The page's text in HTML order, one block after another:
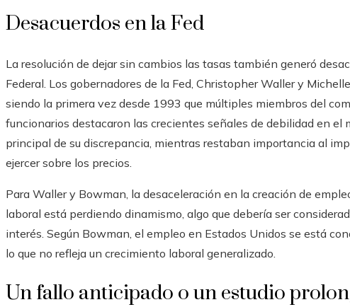
Desacuerdos en la Fed
La resolución de dejar sin cambios las tasas también generó
Federal. Los gobernadores de la Fed, Christopher Waller y
siendo la primera vez desde 1993 que múltiples miembros del
funcionarios destacaron las crecientes señales de debilidad en el
principal de su discrepancia, mientras restaban importancia al
ejercer sobre los precios.
Para Waller y Bowman, la desaceleración en la creación de
laboral está perdiendo dinamismo, algo que debería ser
interés. Según Bowman, el empleo en Estados Unidos se está
lo que no refleja un crecimiento laboral generalizado.
Un fallo anticipado o un estudio